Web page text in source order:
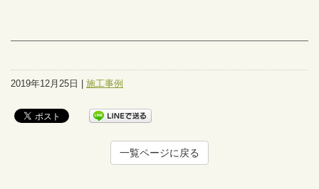
2019年12月25日 | 施工事例
一覧ページに戻る